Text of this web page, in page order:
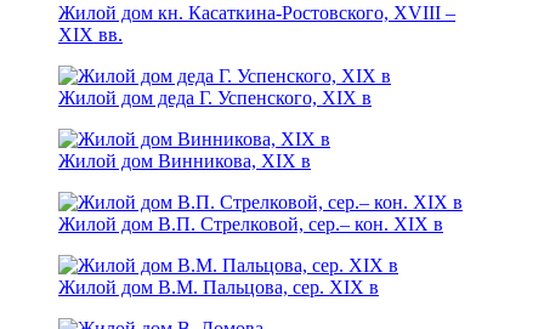
Жилой дом кн. Касаткина-Ростовского, XVIII –
XIX вв.
Жилой дом деда Г. Успенского, XIX в
Жилой дом Винникова, XIX в
Жилой дом В.П. Стрелковой, сер.– кон. XIX в
Жилой дом В.М. Пальцова, сер. XIX в